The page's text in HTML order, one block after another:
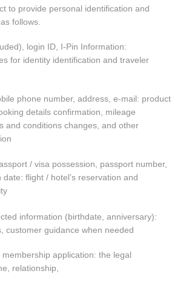
to provide personal identification and
follows.
login ID, I-Pin Information:
for identity identification and traveler
phone number, address, e-mail: product
details confirmation, mileage
and conditions changes, and other
/ visa possession, passport number,
flight / hotel’s reservation and
information (birthdate, anniversary):
customer guidance when needed
application: the legal
relationship,